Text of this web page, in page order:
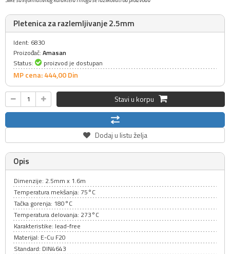
Pletenica za razlemljivanje 2.5mm
Ident: 6830
Proizođač: Amasan
Status:
proizvod je dostupan
MP cena: 444,00Din
Stavi u korpu
Dodaj u listu želja
Opis
Dimenzije: 2.5mm x 1.6m
Temperatura mekšanja: 75°C
Tačka gorenja: 180°C
Temperatura delovanja: 273°C
Karakteristike: lead-free
Materijal: E-Cu F20
Standard: DIN4643